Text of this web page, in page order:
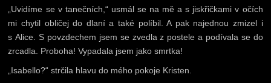
„Uvidíme se v tanečních,“ usmál se na mě a s jiskřičkami v očích
mi chytil obličej do dlaní a také políbil. A pak najednou zmizel i
s Alice. S povzdechem jsem se zvedla z postele a podívala se do
zrcadla. Proboha! Vypadala jsem jako smrtka!
„Isabello?“ strčila hlavu do mého pokoje Kristen.